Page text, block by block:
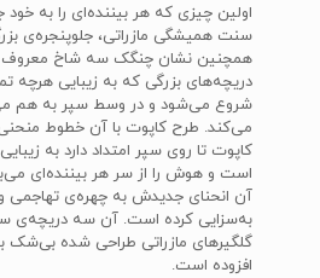
اولین چیزی که هر بیننده‌ای را به
سنت همیشگی مازراتی، جلوپنجره‌ی
همچنین نشان چنگک سه شاخ معروف
دریچه‌های بزرگی که به زیبایی هرچه
شروع می‌شود و در وسط سپر به هم
می‌کند. طرح کاپوت با آن خطوط
کاپوت تا روی سپر امتداد دارد به
است و هوش را از سر هر بیننده‌ای
آن انحنای جدیدش به چهره‌ی
به‌سزایی کرده است. آن سه دریچه‌ی
گلگیرهای مازراتی طراحی شده بی‌شک
افزوده است.